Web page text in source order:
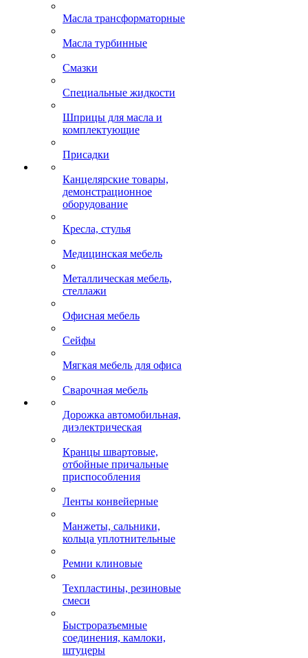
Масла трансформаторные
Масла турбинные
Смазки
Специальные жидкости
Шприцы для масла и
комплектующие
Присадки
Канцелярские товары,
демонстрационное
оборудование
Кресла, стулья
Медицинская мебель
Металлическая мебель,
стеллажи
Офисная мебель
Сейфы
Мягкая мебель для офиса
Сварочная мебель
Дорожка автомобильная,
диэлектрическая
Кранцы швартовые,
отбойные причальные
приспособления
Ленты конвейерные
Манжеты, сальники,
кольца уплотнительные
Ремни клиновые
Техпластины, резиновые
смеси
Быстроразъемные
соединения, камлоки,
штуцеры